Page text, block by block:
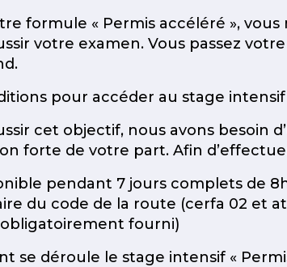
formule « Permis accéléré »,
votre examen. Vous passez
pour accéder au stage intensif
cet objectif, nous avons besoin
forte de votre part. Afin
pendant 7 jours complets de
du code de la route (cerfa 02 et
fourni)
se déroule le stage intensif «